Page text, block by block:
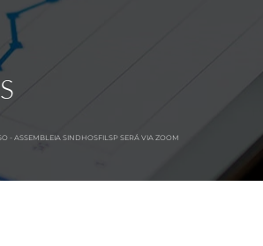
- ASSEMBLEIA SINDHOSFILSP SERÁ VIA ZOOM